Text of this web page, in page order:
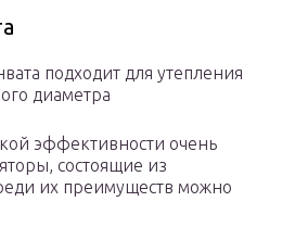
подходит для утепления
диаметра
эффективности очень
состоящие из
их преимуществ можно